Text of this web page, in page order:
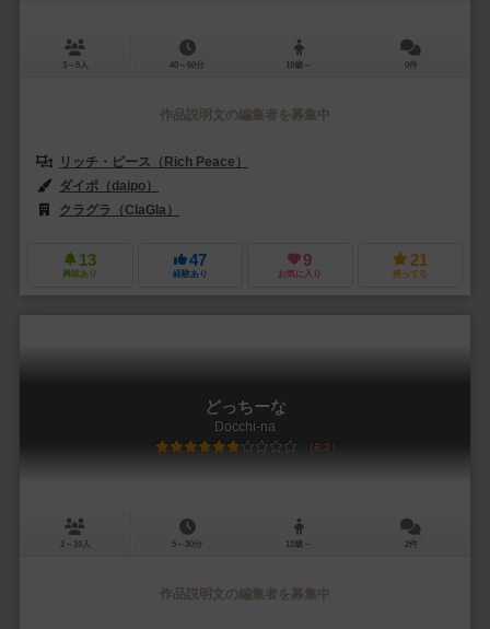
3～5人 40～60分 10歳～ 0件
作品説明文の編集者を募集中
リッチ・ピース（Rich Peace）
ダイポ（daipo）
クラグラ（ClaGla）
13
興味あり
47
経験あり
9
お気に入り
21
持ってる
どっちーな
Docchi-na
6.2
2～10人 5～30分 13歳～ 2件
作品説明文の編集者を募集中